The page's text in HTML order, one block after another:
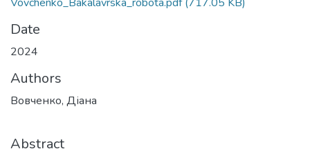
Date
2024
Authors
Вовченко, Діана
Abstract